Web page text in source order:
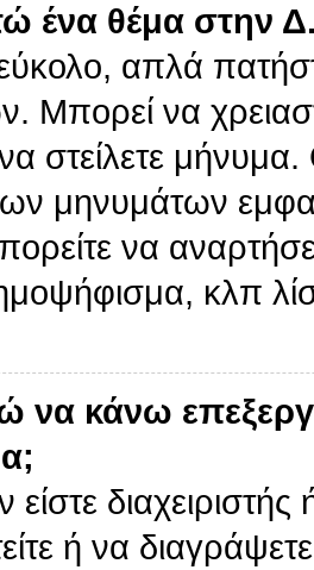
ένα θέμα στην
απλά
Μπορεί να
στείλετε μήνυμα.
μηνυμάτων
να
κλπ
να κάνω
είστε
ή να